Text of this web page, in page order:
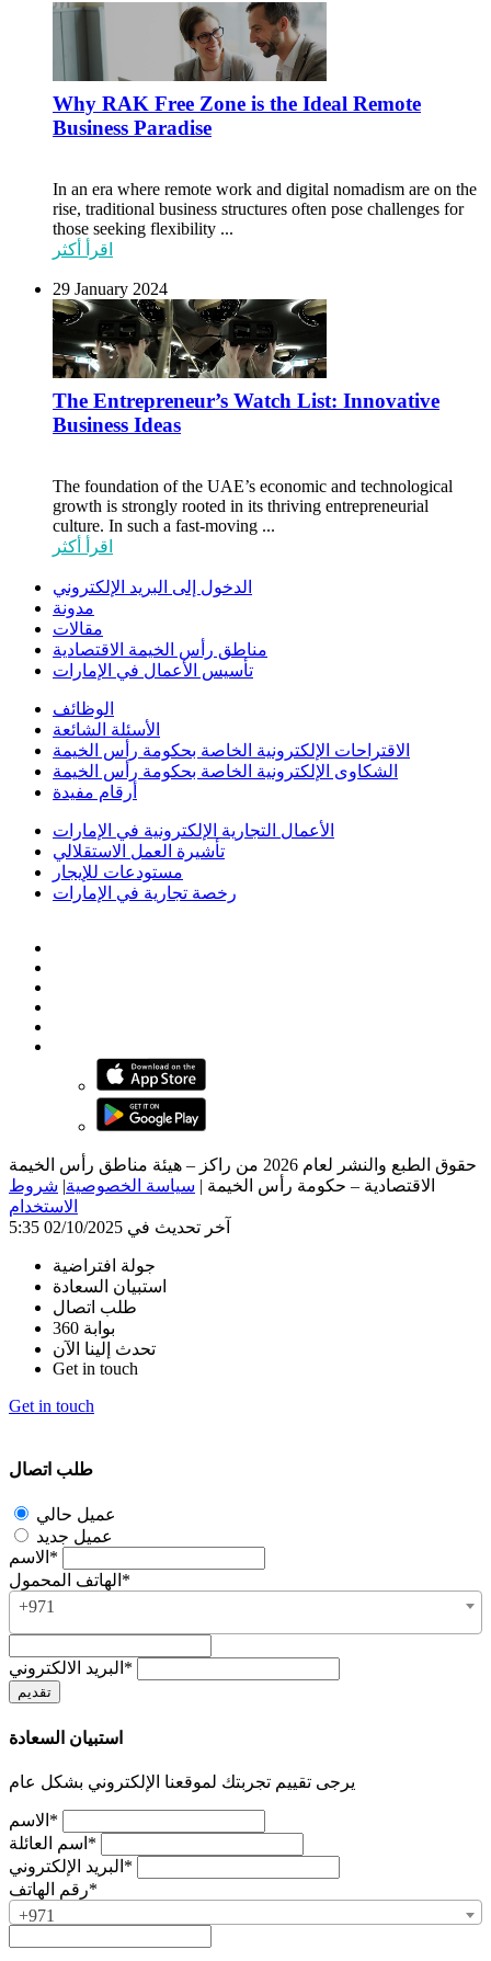
Why RAK Free Zone is the Ideal Remote
Business Paradise
In an era where remote work and digital nomadism are on the
rise, traditional business structures often pose challenges for
those seeking flexibility ...
اقرأ أكثر
29 January 2024
The Entrepreneur’s Watch List: Innovative
Business Ideas
The foundation of the UAE’s economic and technological
growth is strongly rooted in its thriving entrepreneurial
culture. In such a fast-moving ...
اقرأ أكثر
الدخول إلى البريد الإلكتروني
مدونة
مقالات
مناطق رأس الخيمة الاقتصادية
تأسيس الأعمال في الإمارات
الوظائف
الأسئلة الشائعة
الاقتراحات الإلكترونية الخاصة بحكومة رأس الخيمة
الشكاوى الإلكترونية الخاصة بحكومة رأس الخيمة
أرقام مفيدة
الأعمال التجارية الإلكترونية في الإمارات
تأشيرة العمل الاستقلالي
مستودعات للإيجار
رخصة تجارية في الإمارات
حقوق الطبع والنشر لعام 2026 من راكز – هيئة مناطق رأس الخيمة
الاقتصادية – حكومة رأس الخيمة | سياسة الخصوصية| شروط
الاستخدام
آخر تحديث في 02/10/2025 5:35
جولة افتراضية
استبيان السعادة
طلب اتصال
بوابة 360
تحدث إلينا الآن
Get in touch
Get in touch
طلب اتصال
عميل حالي
عميل جديد
الاسم*
الهاتف المحمول*
+971
البريد الالكتروني*
استبيان السعادة
يرجى تقييم تجربتك لموقعنا الإلكتروني بشكل عام
الاسم*
اسم العائلة*
البريد الإلكتروني*
رقم الهاتف*
+971